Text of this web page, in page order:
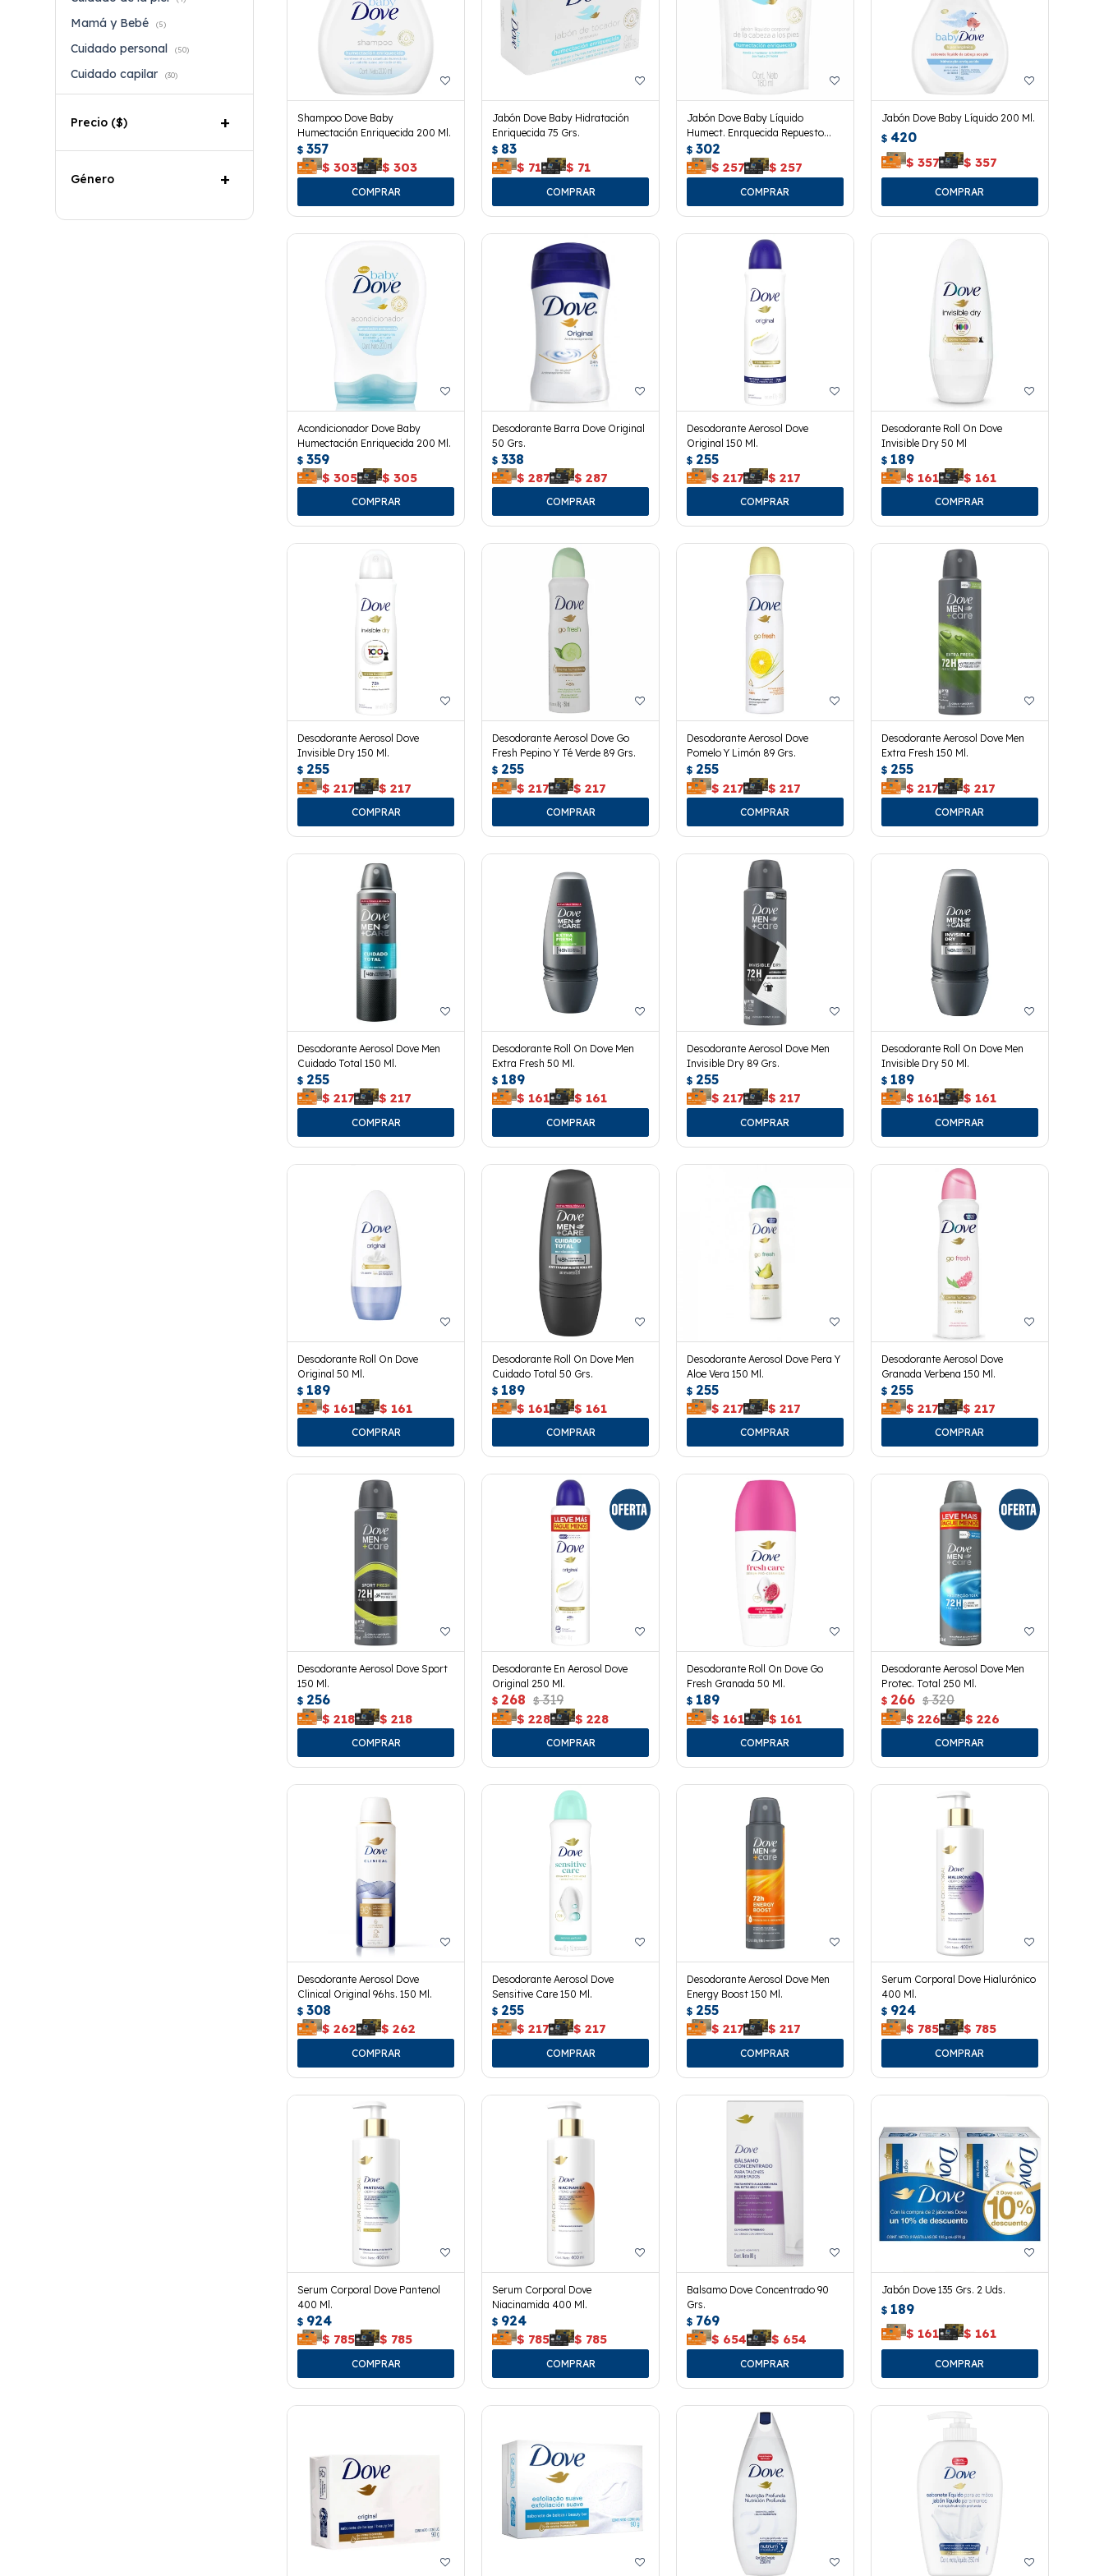
Shampoo Dove Baby
Humectación Enriquecida 200 Ml.
$ 357
$ 303 $ 303
Jabón Dove Baby Hidratación
Enriquecida 75 Grs.
$ 83
$ 71 $ 71
Jabón Dove Baby Líquido
Humect. Enrquecida Repuesto
180 Ml.
$ 302
$ 257 $ 257
Jabón Dove Baby Líquido 200 Ml.
$ 420
$ 357 $ 357
Acondicionador Dove Baby
Humectación Enriquecida 200 Ml.
$ 359
$ 305 $ 305
Desodorante Barra Dove Original
50 Grs.
$ 338
$ 287 $ 287
Desodorante Aerosol Dove
Original 150 Ml.
$ 255
$ 217 $ 217
Desodorante Roll On Dove
Invisible Dry 50 Ml
$ 189
$ 161 $ 161
Desodorante Aerosol Dove
Invisible Dry 150 Ml.
$ 255
$ 217 $ 217
Desodorante Aerosol Dove Go
Fresh Pepino Y Té Verde 89 Grs.
$ 255
$ 217 $ 217
Desodorante Aerosol Dove
Pomelo Y Limón 89 Grs.
$ 255
$ 217 $ 217
Desodorante Aerosol Dove Men
Extra Fresh 150 Ml.
$ 255
$ 217 $ 217
Desodorante Aerosol Dove Men
Cuidado Total 150 Ml.
$ 255
$ 217 $ 217
Desodorante Roll On Dove Men
Extra Fresh 50 Ml.
$ 189
$ 161 $ 161
Desodorante Aerosol Dove Men
Invisible Dry 89 Grs.
$ 255
$ 217 $ 217
Desodorante Roll On Dove Men
Invisible Dry 50 Ml.
$ 189
$ 161 $ 161
Desodorante Roll On Dove
Original 50 Ml.
$ 189
$ 161 $ 161
Desodorante Roll On Dove Men
Cuidado Total 50 Grs.
$ 189
$ 161 $ 161
Desodorante Aerosol Dove Pera Y
Aloe Vera 150 Ml.
$ 255
$ 217 $ 217
Desodorante Aerosol Dove
Granada Verbena 150 Ml.
$ 255
$ 217 $ 217
Desodorante Aerosol Dove Sport
150 Ml.
$ 256
$ 218 $ 218
Desodorante En Aerosol Dove
Original 250 Ml.
$ 268 $ 319
$ 228 $ 228
Desodorante Roll On Dove Go
Fresh Granada 50 Ml.
$ 189
$ 161 $ 161
Desodorante Aerosol Dove Men
Protec. Total 250 Ml.
$ 266 $ 320
$ 226 $ 226
Desodorante Aerosol Dove
Clinical Original 96hs. 150 Ml.
$ 308
$ 262 $ 262
Desodorante Aerosol Dove
Sensitive Care 150 Ml.
$ 255
$ 217 $ 217
Desodorante Aerosol Dove Men
Energy Boost 150 Ml.
$ 255
$ 217 $ 217
Serum Corporal Dove Hialurónico
400 Ml.
$ 924
$ 785 $ 785
Serum Corporal Dove Pantenol
400 Ml.
$ 924
$ 785 $ 785
Serum Corporal Dove
Niacinamida 400 Ml.
$ 924
$ 785 $ 785
Balsamo Dove Concentrado 90
Grs.
$ 769
$ 654 $ 654
Jabón Dove 135 Grs. 2 Uds.
$ 189
$ 161 $ 161
Mamá y Bebé (5)
Cuidado personal (50)
Cuidado capilar (30)
Precio ($)
Género